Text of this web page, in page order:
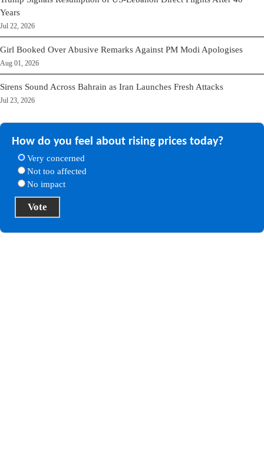
Years
Jul 22, 2026
Girl Booked Over Abusive Remarks Against PM Modi Apologises
Aug 01, 2026
Sirens Sound Across Bahrain as Iran Launches Fresh Attacks
Jul 23, 2026
How do you feel about rising prices today?
Very concerned
Not too affected
No impact